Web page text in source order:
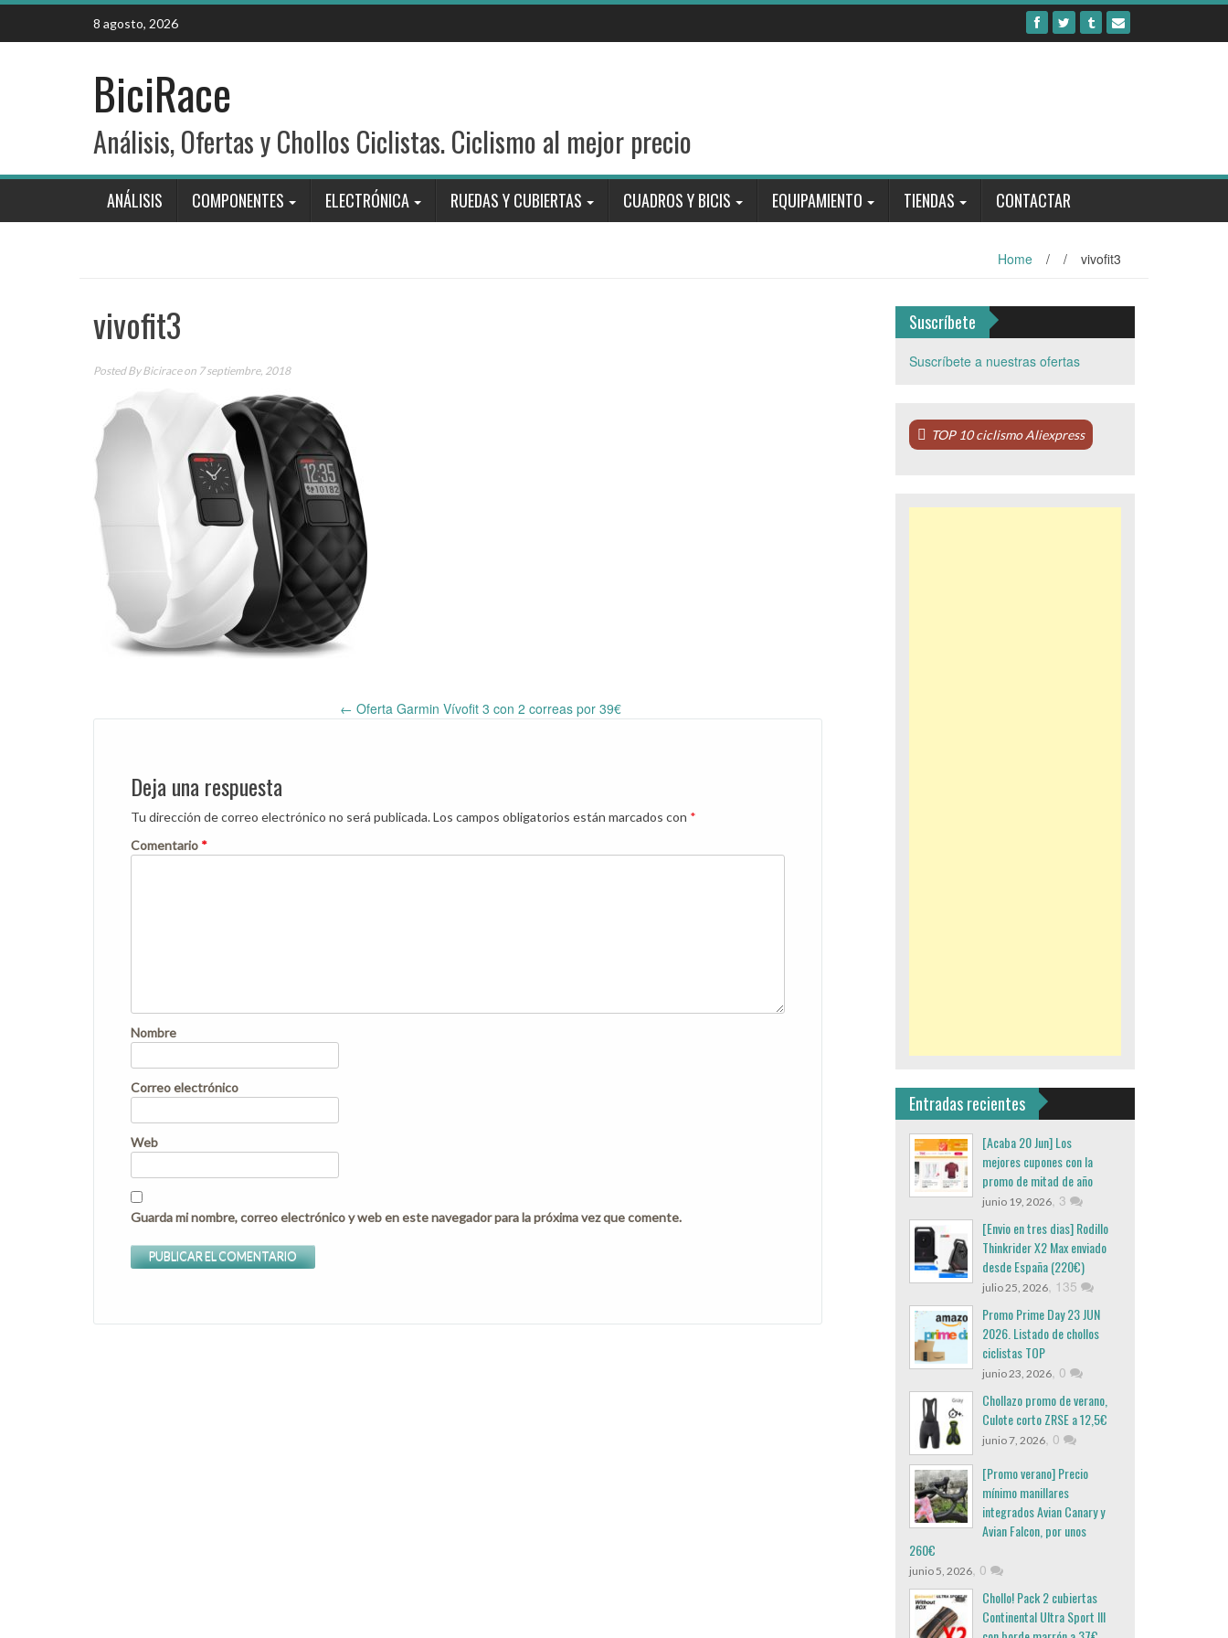
Skip
content
8 agosto, 2026
BiciRace
Análisis, Ofertas y Chollos Ciclistas. Ciclismo al mejor precio
ANÁLISIS COMPONENTES ELECTRÓNICA RUEDAS Y CUBIERTAS CUADROS Y BICIS EQUIPAMIENTO TIENDAS CONTACTAR
Home / / vivofit3
vivofit3
Posted ByBiciraceon 7 septiembre, 2018
Post
navigation
← Oferta Garmin Vívofit 3 con 2 correas por 39€
Deja una respuesta
Tu dirección de correo electrónico no será publicada.Los campos obligatorios están marcados con *
Comentario *
Nombre
Correo electrónico
Web
Guarda mi nombre, correo electrónico y web en este navegador para la próxima vez que comente.
Suscríbete
Suscríbete a nuestras ofertas
TOP 10 ciclismo Aliexpress
Entradas recientes
[Acaba 20 Jun] Los
mejores cupones con la
promo de mitad de año
junio 19, 2026, 3
[Envio en tres dias] Rodillo
Thinkrider X2 Max enviado
desde España (220€)
julio 25, 2026, 135
Promo Prime Day 23 JUN
2026. Listado de chollos
ciclistas TOP
junio 23, 2026, 0
Chollazo promo de verano,
Culote corto ZRSE a 12,5€
junio 7, 2026, 0
[Promo verano] Precio
mínimo manillares
integrados Avian Canary y
Avian Falcon, por unos
260€
junio 5, 2026, 0
Chollo! Pack 2 cubiertas
Continental Ultra Sport III